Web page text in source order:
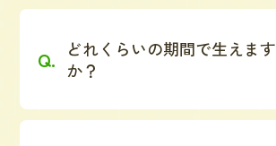
どれくらいの期間で生えます
か？